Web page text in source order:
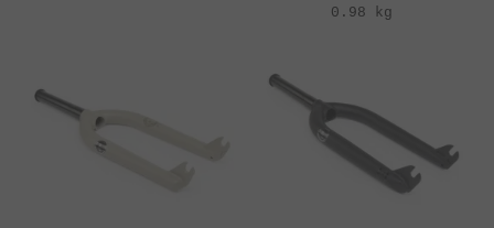
0.98 kg